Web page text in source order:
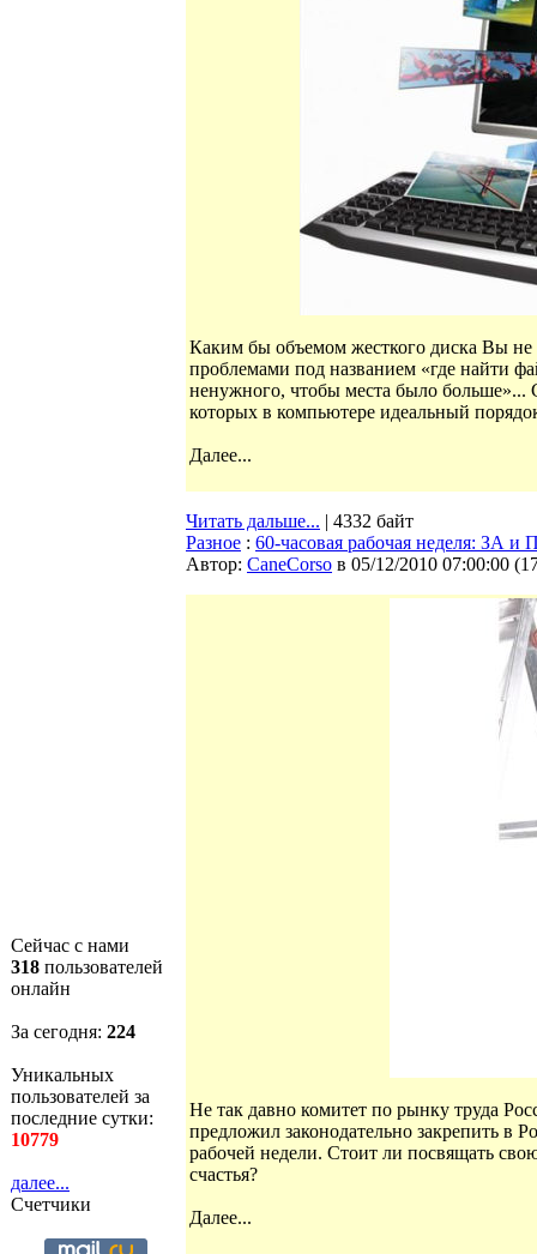
Сейчас с нами
318 пользователей
онлайн
За сегодня: 224
Уникальных
пользователей за
последние сутки:
10779
далее...
Счетчики
Каким бы объемом жесткого диска Вы не
проблемами под названием «где найти
ненужного, чтобы места было больше»...
которых в компьютере идеальный
Далее...
Читать дальше... | 4332 байт
Разное : 60‑часовая рабочая неделя: ЗА
Автор: CaneCorso в 05/12/2010 07:00:00 (
Не так давно комитет по рынку труда
предложил законодательно закрепить в
рабочей недели. Стоит ли посвящать
счастья?
Далее...